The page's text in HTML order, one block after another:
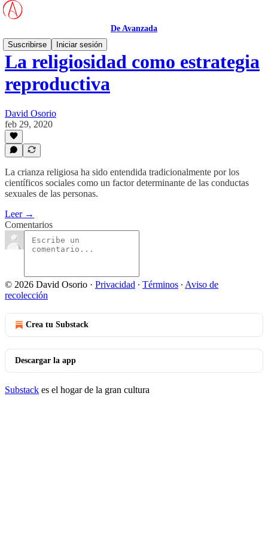
De Avanzada
Suscribirse
Iniciar sesión
La religiosidad como estrategia
reproductiva
David Osorio
feb 29, 2020
La crianza religiosa ha sido entendida tradicionalmente por los
científicos sociales como un factor determinante de las conductas
sexuales de las personas.
Leer →
Comentarios
© 2026 David Osorio · Privacidad ∙ Términos ∙ Aviso de
recolección
Crea tu Substack
Descargar la app
Substack es el hogar de la gran cultura